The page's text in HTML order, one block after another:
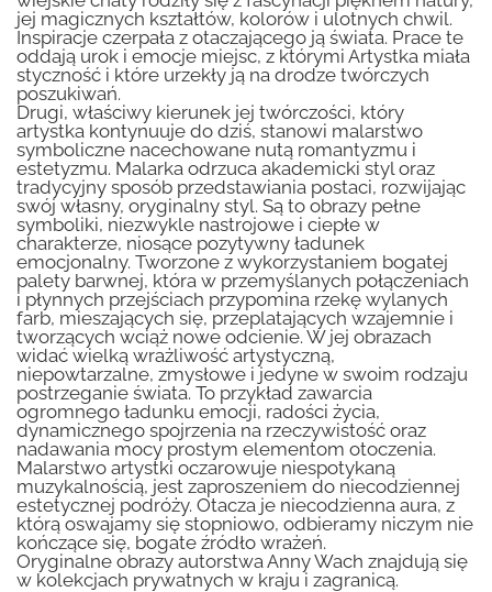
jej magicznych kształtów, kolorów i ulotnych chwil.
Inspiracje czerpała z otaczającego ją świata. Prace te
oddają urok i emocje miejsc, z którymi Artystka miała
styczność i które urzekły ją na drodze twórczych
poszukiwań.
Drugi, właściwy kierunek jej twórczości, który
artystka kontynuuje do dziś, stanowi malarstwo
symboliczne nacechowane nutą romantyzmu i
estetyzmu. Malarka odrzuca akademicki styl oraz
tradycyjny sposób przedstawiania postaci, rozwijając
swój własny, oryginalny styl. Są to obrazy pełne
symboliki, niezwykle nastrojowe i ciepłe w
charakterze, niosące pozytywny ładunek
emocjonalny. Tworzone z wykorzystaniem bogatej
palety barwnej, która w przemyślanych połączeniach
i płynnych przejściach przypomina rzekę wylanych
farb, mieszających się, przeplatających wzajemnie i
tworzących wciąż nowe odcienie. W jej obrazach
widać wielką wrażliwość artystyczną,
niepowtarzalne, zmysłowe i jedyne w swoim rodzaju
postrzeganie świata. To przykład zawarcia
ogromnego ładunku emocji, radości życia,
dynamicznego spojrzenia na rzeczywistość oraz
nadawania mocy prostym elementom otoczenia.
Malarstwo artystki oczarowuje niespotykaną
muzykalnością, jest zaproszeniem do niecodziennej
estetycznej podróży. Otacza je niecodzienna aura, z
którą oswajamy się stopniowo, odbieramy niczym nie
kończące się, bogate źródło wrażeń.
Oryginalne obrazy autorstwa Anny Wach znajdują się
w kolekcjach prywatnych w kraju i zagranicą.